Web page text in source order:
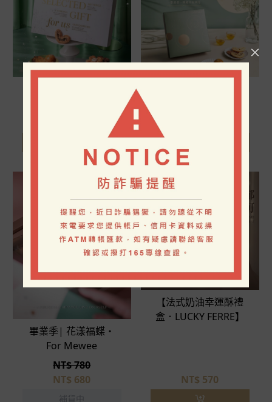
畢業季| 花漾福蝶・
For Mewee
NT$ 780
NT$ 680
補貨中
【法式奶油幸運酥禮
盒．LUCKY FERRE】
NT$ 570